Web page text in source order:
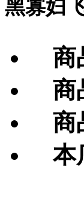
黑寡妇
商
商
商
本